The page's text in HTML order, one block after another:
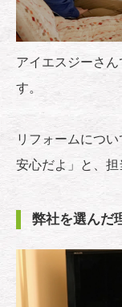
アイエスジーさ
す。
リフォームにつ
安心だよ」と、担
弊社を選んだ